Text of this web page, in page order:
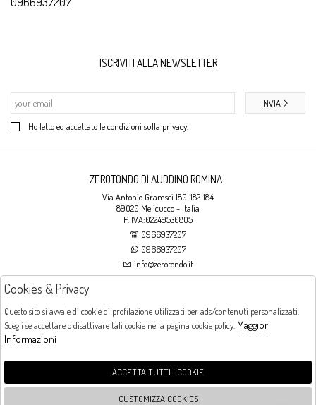
ISCRIVITI ALLA NEWSLETTER
Ho letto ed accettato le condizioni sulla privacy.
INVIA
ZEROTONDO DI AUDDINO ROMINA .
Via Antonio Gramsci 180-182-184
89020 Melicucco - Italia
P. IVA:02249530805
0966937207
0966937207
info@zerotondo.it
Orari di apertura
LUNEDI: CHIUSO LA MATTINA - DALLE 16:00 ALLE 20:00 DAL MARTEDI AL
Cookies & Privacy
Questo sito si avvale di cookie di profilazione utilizzati per ads/contenuti personalizzati.
Scegli se accettare o disattivare tali cookie nella pagina cookie policy. Maggiori
Informazioni
ACCETTA TUTTI I COOKIE
CUSTOMIZZA COOKIES